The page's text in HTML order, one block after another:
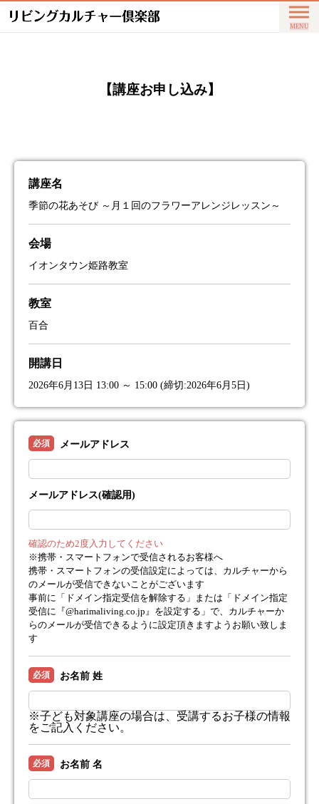
【講座お申し込み】
講座名
季節の花あそび ～月１回のフラワーアレンジレッスン～
会場
イオンタウン姫路教室
教室
百合
開講日
2026年6月13日 13:00 ～ 15:00 (締切:2026年6月5日)
必須 メールアドレス
メールアドレス(確認用)
確認のため2度入力してください
※携帯・スマートフォンで受信されるお客様へ
携帯・スマートフォンの受信設定によっては、カルチャーから
のメールが受信できないことがございます
事前に「ドメイン指定受信を解除する」または「ドメイン指定
受信に『@harimaliving.co.jp』を設定する」で、カルチャーか
らのメールが受信できるように設定頂きますようお願い致しま
す
必須 お名前 姓
※子ども対象講座の場合は、受講するお子様の情報
をご記入ください。
必須 お名前 名